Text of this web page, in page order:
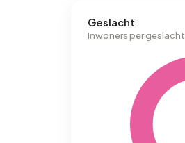
Geslacht
Inwoners per geslacht